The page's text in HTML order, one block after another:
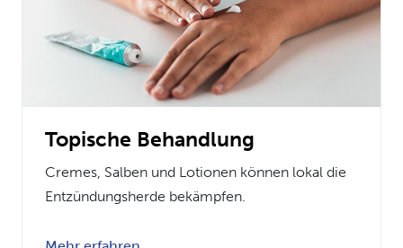
Topische Behandlung
Cremes, Salben und Lotionen können lokal die
Entzündungsherde bekämpfen.